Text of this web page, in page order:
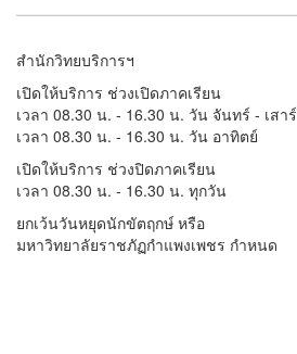
สำนักวิทยบริการฯ
เปิดให้บริการ ช่วงเปิดภาคเรียน
เวลา 08.30 น. - 16.30 น. วัน จันทร์ - เสาร์
เวลา 08.30 น. - 16.30 น. วัน อาทิตย์
เปิดให้บริการ ช่วงปิดภาคเรียน
เวลา 08.30 น. - 16.30 น. ทุกวัน
ยกเว้นวันหยุดนักขัตฤกษ์ หรือ
มหาวิทยาลัยราชภัฏกำแพงเพชร กำหนด